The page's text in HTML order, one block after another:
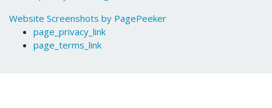
Website Screenshots by PagePeeker
page_privacy_link
page_terms_link